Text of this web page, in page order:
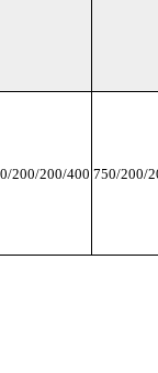
200/200/400 750/200/